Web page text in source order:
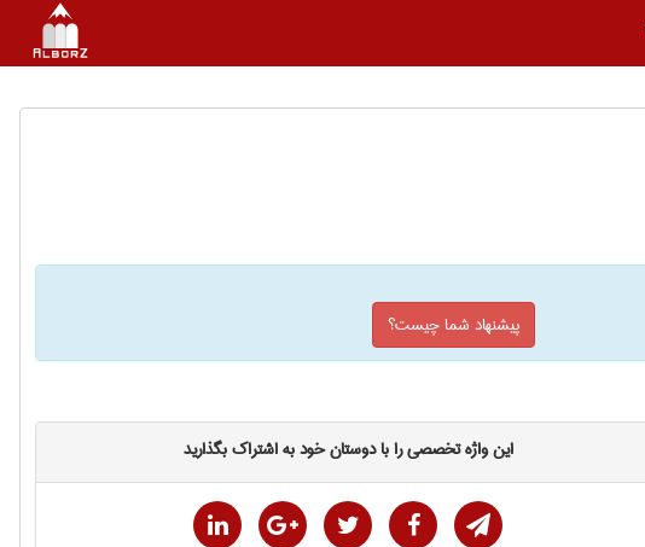
پیشنهاد شما چیست؟
این واژه تخصصی را با دوستان خود به اشتراک بگذارید